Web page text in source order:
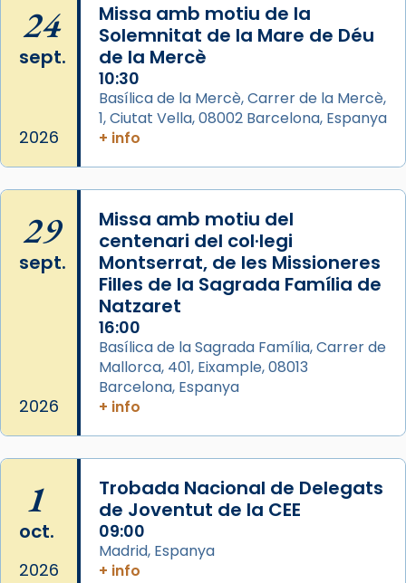
Foto
View on Facebook · Share
24
sept.
2026
Missa amb motiu de la
Solemnitat de la Mare de Déu
de la Mercè
10:30
Basílica de la Mercè, Carrer de la Mercè,
1, Ciutat Vella, 08002 Barcelona, Espanya
+ info
29
sept.
2026
Missa amb motiu del
centenari del col·legi
Montserrat, de les Missioneres
Filles de la Sagrada Família de
Natzaret
16:00
Basílica de la Sagrada Família, Carrer de
Mallorca, 401, Eixample, 08013
Barcelona, Espanya
+ info
1
oct.
2026
Trobada Nacional de Delegats
de Joventut de la CEE
09:00
Madrid, Espanya
+ info